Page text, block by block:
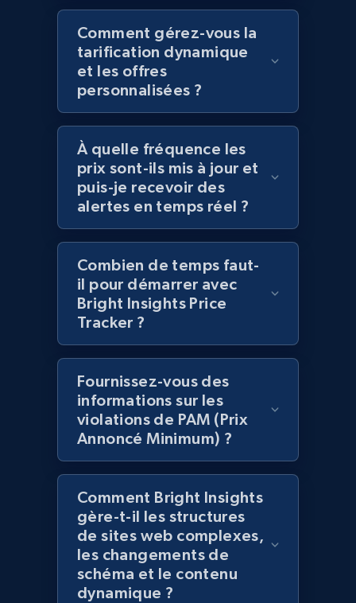
Amazon products global dataset - Collects
products by specific category URL
Title, Seller name, Brand, Description, Initial
price, Currency, Availability, Reviews count, and
more.
2.1K+ 375+ Commencer
Amazon products global dataset -
Collecting products by keyword search
Title, Seller name, Brand, Description, Initial
price, Currency, Availability, Reviews count, and
2.1K+
Amazon products global dataset - Collects
products by best sellers category URL
Title, Seller name, Brand, Description, Initial
price, Currency, Availability, Reviews count, and
2.1K+ 375+ Commencer
Comment gérez-vous la
tarification dynamique
et les offres
personnalisées ?
À quelle fréquence les
prix sont-ils mis à jour et
puis-je recevoir des
alertes en temps réel ?
Combien de temps faut-
il pour démarrer avec
Bright Insights Price
Tracker ?
Fournissez-vous des
informations sur les
violations de PAM (Prix
Annoncé Minimum) ?
Comment Bright Insights
gère-t-il les structures
de sites web complexes,
les changements de
schéma et le contenu
dynamique ?